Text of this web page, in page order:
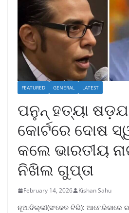
FEATURED GENERAL LATEST
ପନୁନ୍ ହତ୍ୟା
କୋର୍ଟରେ ଦୋଷ
କଲେ ଭାରତୀୟ
ନିଖିଲ ଗୁପ୍ତା
February 14, 2026 Kishan Sahu
ନୂଆଦିଲ୍ଲୀ(ସଂକେତ ଟିଭି): ଆମେରିକାରେ